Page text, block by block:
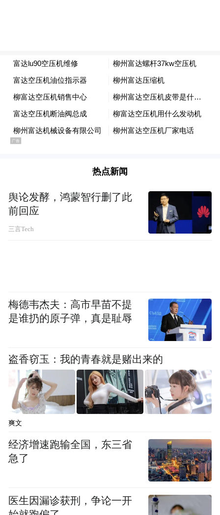
了稳健牢靠的产业基础。
2022年，宁波新增国家级制造业单项冠军企
业（产品）20家，截至年末累计达83家，稳
居全国城市首位；新增国家级专精特新“小巨
外贸方面，宁波舟山港的吞吐量全球第一。
今年一季度，宁波在前2月遭遇“负增长”的情
况下，逆势发力，以单月出口增长18%的成
绩，强势推动一季度出口同比基本持平。
不过，今年一季度，天津跑出5.5%的经济增
速，成绩亮眼。这一方面是由于去年一季度
天津受疫情影响比较严重，整体基数比较
低，另一方面是天津规上工业增加值、服务
热点新闻
舆论发酵，鸿蒙智行删了此
前回应
三言Tech
梅德韦杰夫：高市早苗不提
是谁扔的原子弹，真是耻辱
盗香窃玉：我的青春就是赌出来的
爽文
经济增速跑输全国，东三省
急了
医生因漏诊获刑，争论一开